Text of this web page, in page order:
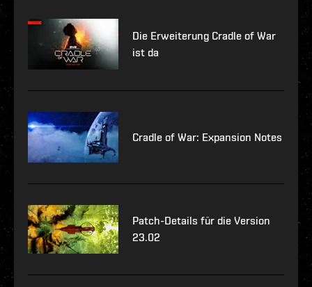
Die Erweiterung Cradle of War
ist da
Cradle of War: Expansion Notes
Patch-Details für die Version
23.02